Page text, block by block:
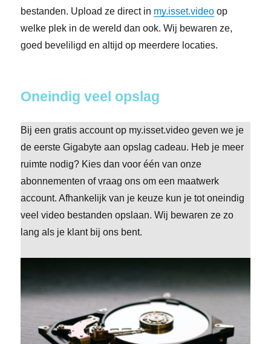
bestanden. Upload ze direct in my.isset.video op
welke plek in de wereld dan ook. Wij bewaren ze,
goed beveliligd en altijd op meerdere locaties.
Oneindig veel opslag
Bij een gratis account op my.isset.video geven we je
de eerste Gigabyte aan opslag cadeau. Heb je meer
ruimte nodig? Kies dan voor één van onze
abonnementen of vraag ons om een maatwerk
account. Afhankelijk van je keuze kun je tot oneindig
veel video bestanden opslaan. Wij bewaren ze zo
lang als je klant bij ons bent.